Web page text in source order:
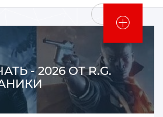
Войти
- 2026 ОТ R.G.